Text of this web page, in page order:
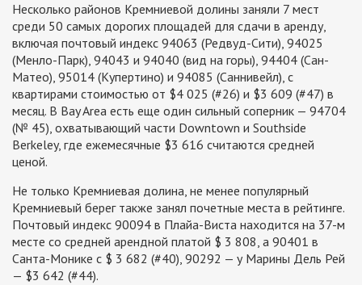
Несколько районов Кремниевой долины заняли 7 мест
среди 50 самых дорогих площадей для сдачи в аренду,
включая почтовый индекс 94063 (Редвуд-Сити), 94025
(Менло-Парк), 94043 и 94040 (вид на горы), 94404 (Сан-
Матео), 95014 (Купертино) и 94085 (Саннивейл), с
квартирами стоимостью от $4 025 (#26) и $3 609 (#47) в
месяц. В Bay Area есть еще один сильный соперник — 94704
(№ 45), охватывающий части Downtown и Southside
Berkeley, где ежемесячные $3 616 считаются средней
ценой.
Не только Кремниевая долина, не менее популярный
Кремниевый берег также занял почетные места в рейтинге.
Почтовый индекс 90094 в Плайа-Виста находится на 37-м
месте со средней арендной платой $ 3 808, а 90401 в
Санта-Монике с $ 3 682 (#40), 90292 — у Марины Дель Рей
— $3 642 (#44).